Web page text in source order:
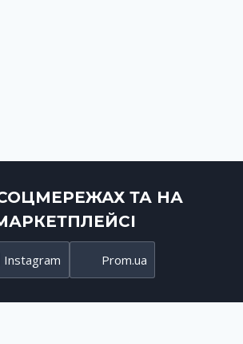
ТА НА
Instagram Prom.ua